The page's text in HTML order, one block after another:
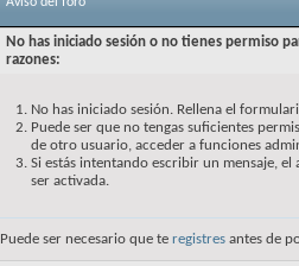
No has iniciado sesión o no tienes permiso
razones:
No has iniciado sesión. Rellena el
Puede ser que no tengas suficientes
de otro usuario, acceder a funciones
Si estás intentando escribir un mensaje,
ser activada.
Puede ser necesario que te registres antes de